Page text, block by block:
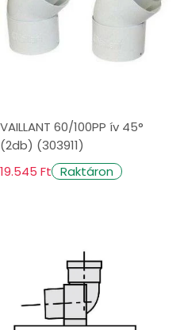
VAILLANT 60/100PP ív 45°
(2db) (303911)
19.545 Ft Raktáron